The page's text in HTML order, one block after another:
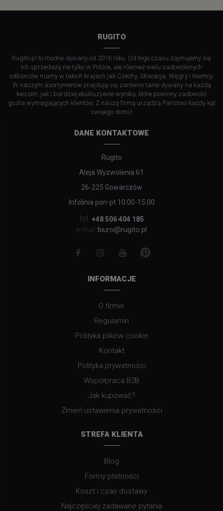
RUGITO
Rugito.pl to modne dywany od 2016 roku. Od tego czasu zajmujemy się
ich sprzedażą nie tylko w Polsce, ale również wielu zadowolonych
odbiorców mamy w takich krajach jak Czechy, Słowacja, Węgry i Niemcy.
W naszym asortymencie znajdują się zarówno tanie dywany na każdą
kieszeń, jak i bardziej ekskluzywne wyroby, które powinny zadowolić
gusta wymagających klientów. Z naszą firmą urządzą Państwo każdy kąt
swojego domu!
DANE KONTAKTOWE
Rugito
Aleja Wyzwolenia 61
26-225 Gowarczów
Infolinia pon-pt 10:00-15:00
tel. +48 506 404 185
e-mail: biuro@rugito.pl
INFORMACJE
O firmie
Regulamin
Polityka plików cookie
Kontakt
Polityka prywatności
Współpraca B2B
Jak kupować?
Zmień ustawienia prywatności
STREFA KLIENTA
Blog
Formy płatności
Koszt i czas dostawy
Najczęściej zadawane pytania